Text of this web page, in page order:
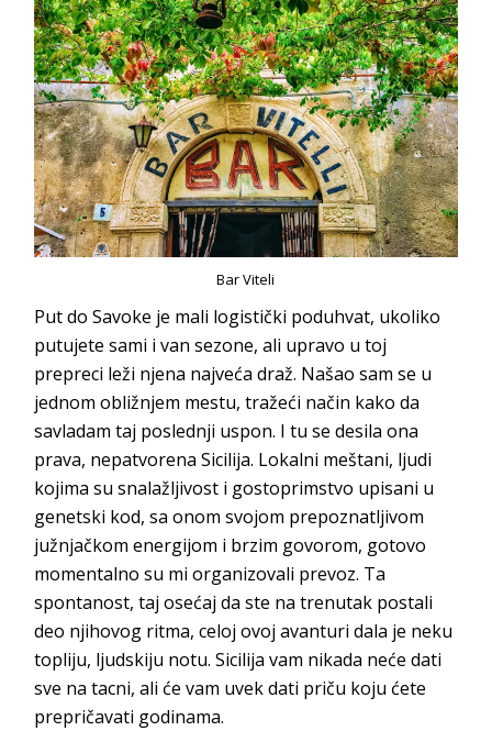
Bar Viteli
Put do Savoke je mali logistički poduhvat, ukoliko
putujete sami i van sezone, ali upravo u toj
prepreci leži njena najveća draž. Našao sam se u
jednom obližnjem mestu, tražeći način kako da
savladam taj poslednji uspon. I tu se desila ona
prava, nepatvorena Sicilija. Lokalni meštani, ljudi
kojima su snalažljivost i gostoprimstvo upisani u
genetski kod, sa onom svojom prepoznatljivom
južnjačkom energijom i brzim govorom, gotovo
momentalno su mi organizovali prevoz. Ta
spontanost, taj osećaj da ste na trenutak postali
deo njihovog ritma, celoj ovoj avanturi dala je neku
topliju, ljudskiju notu. Sicilija vam nikada neće dati
sve na tacni, ali će vam uvek dati priču koju ćete
prepričavati godinama.